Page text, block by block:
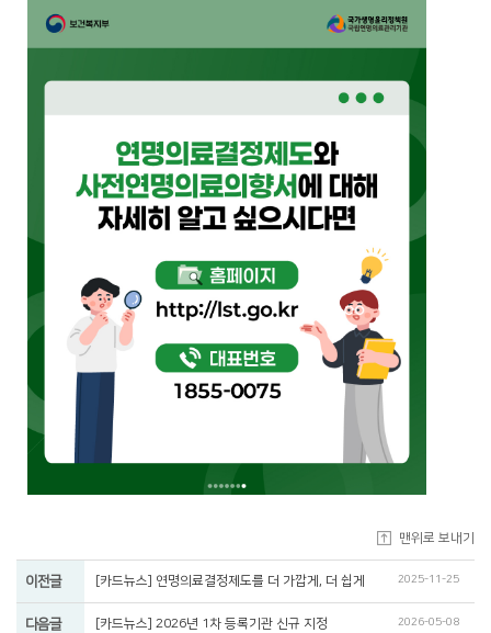
맨위로 보내기
이전글 [카드뉴스] 연명의료결정제도를 더 가깝게, 더 쉽게 2025-11-25
다음글 [카드뉴스] 2026년 1차 등록기관 신규 지정 2026-05-08